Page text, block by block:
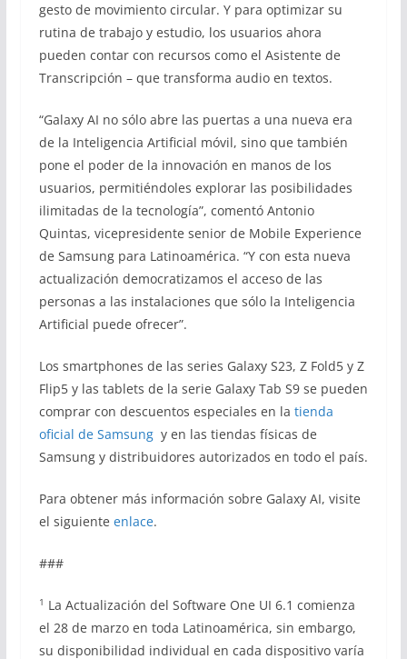
gesto de movimiento circular. Y para optimizar su
rutina de trabajo y estudio, los usuarios ahora
pueden contar con recursos como el Asistente de
Transcripción – que transforma audio en textos.
“Galaxy AI no sólo abre las puertas a una nueva era
de la Inteligencia Artificial móvil, sino que también
pone el poder de la innovación en manos de los
usuarios, permitiéndoles explorar las posibilidades
ilimitadas de la tecnología”, comentó Antonio
Quintas, vicepresidente senior de Mobile Experience
de Samsung para Latinoamérica. “Y con esta nueva
actualización democratizamos el acceso de las
personas a las instalaciones que sólo la Inteligencia
Artificial puede ofrecer”.
Los smartphones de las series Galaxy S23, Z Fold5 y Z
Flip5 y las tablets de la serie Galaxy Tab S9 se pueden
comprar con descuentos especiales en la tienda
oficial de Samsung y en las tiendas físicas de
Samsung y distribuidores autorizados en todo el país.
Para obtener más información sobre Galaxy AI, visite
el siguiente enlace.
###
1 La Actualización del Software One UI 6.1 comienza
el 28 de marzo en toda Latinoamérica, sin embargo,
su disponibilidad individual en cada dispositivo varía